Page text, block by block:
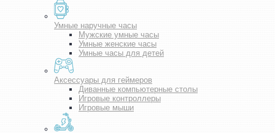
Умные наручные часы
Мужские умные часы
Умные женские часы
Умные часы для детей
Аксессуары для геймеров
Диванные компьютерные столы
Игровые контроллеры
Игровые мыши